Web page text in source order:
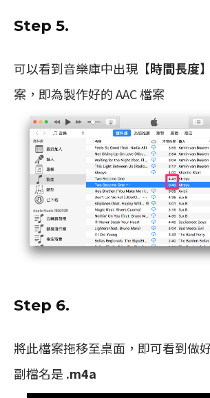
Step 5.
可以看到音樂庫中出現【時間長度
案，即為製作好的 AAC 檔案
Step 6.
將此檔案拖移至桌面，即可看到做好
副檔名是 .m4a